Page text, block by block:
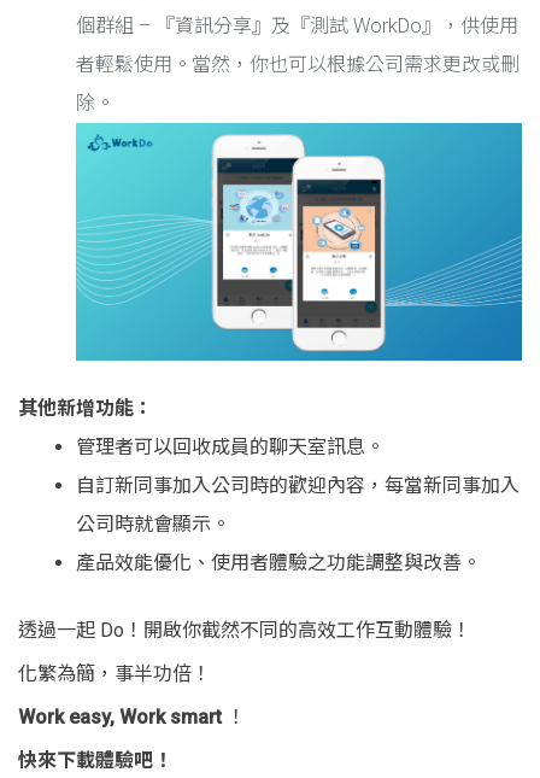
個群組 – 『資訊分享』及『測試 WorkDo』，供使用
者輕鬆使用。當然，你也可以根據公司需求更改或刪
除。
其他新增功能：
管理者可以回收成員的聊天室訊息。
自訂新同事加入公司時的歡迎內容，每當新同事加入
公司時就會顯示。
產品效能優化、使用者體驗之功能調整與改善。
透過一起 Do！開啟你截然不同的高效工作互動體驗！
化繁為簡，事半功倍！
Work easy, Work smart ！
快來下載體驗吧！